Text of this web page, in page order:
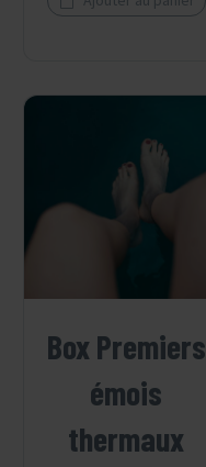
Box Premiers
émois
thermaux